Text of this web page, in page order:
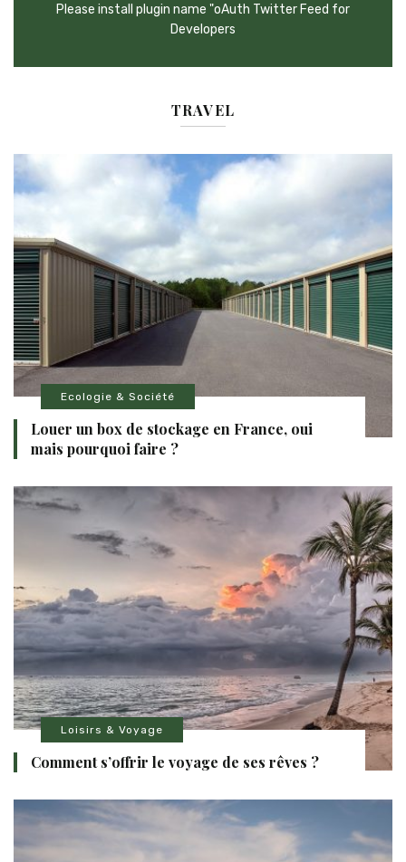
Please install plugin name "oAuth Twitter Feed for
Developers
TRAVEL
Ecologie & Société
Louer un box de stockage en France, oui
mais pourquoi faire ?
Loisirs & Voyage
Comment s’offrir le voyage de ses rêves ?